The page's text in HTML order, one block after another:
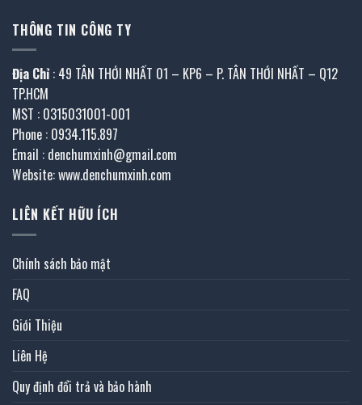
THÔNG TIN CÔNG TY
Địa Chỉ : 49 TÂN THỚI NHẤT 01 – KP6 – P. TÂN THỚI NHẤT – Q12
TP.HCM
MST : 0315031001-001
Phone : 0934.115.897
Email : denchumxinh@gmail.com
Website: www.denchumxinh.com
LIÊN KẾT HỮU ÍCH
Chính sách bảo mật
FAQ
Giới Thiệu
Liên Hệ
Quy định đổi trả và bảo hành